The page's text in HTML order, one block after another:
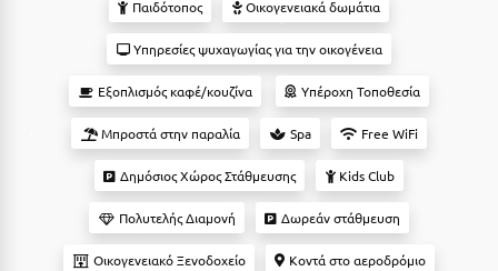
Βραχάτι Κορινθίας
Γλυφάδα
Δες όλες τις προσφορές
Δες όλα τα πακέτα διακοπών
Παιδότοπος Οικογενειακά δωμάτια
Υπηρεσίες ψυχαγωγίας για την οικογένεια
Εξοπλισμός καφέ/κουζίνα Υπέροχη Τοποθεσία
Μπροστά στην παραλία Spa Free WiFi
Δημόσιος Χώρος Στάθμευσης Kids Club
Πολυτελής Διαμονή Δωρεάν στάθμευση
Οικογενειακό Ξενοδοχείο Κοντά στο αεροδρόμιο